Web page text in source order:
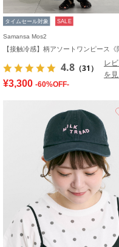
タイムセール対象 SALE
Samansa Mos2
4.8 （31）
レ
を
¥3,300 -60%OFF-